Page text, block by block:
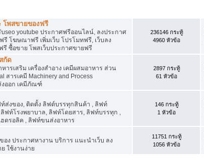
โพสขายของฟรี
seo youtube ประกาศฟรีออนไลน์, ลงประกาศ
โฆษณาฟรี เพิ่มเว็บ โปรโมทฟรี, เว็บลง
ซื้อขาย โพสเว็บประกาศขายฟรี
236146 กระทู้
4960 หัวข้อ
กัด
รเสริม เครื่องสำอาง เคมีผสมอาหาร ส่วน
สารเคมี Machinery and Process
งออก เคมีภัณฑ์
2897 กระทู้
61 หัวข้อ
ส่งของ, ติดตั้ง ลิฟต์บรรทุกสินค้า , ลิฟท์
ท์โรงพยาบาล, ลิฟท์โดยสาร, ลิฟท์บรรทุก ,
ดรอลิค , ลิฟท์ขนส่งอาหาร
146 กระทู้
1 หัวข้อ
ง ประกาศหางาน บริการ แนะนำเว็บ ลง
ใช้งานง่าย
11751 กระทู้
1056 หัวข้อ